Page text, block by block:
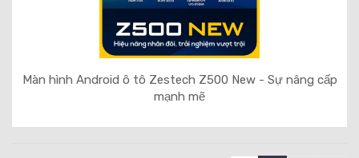
Màn hình Android ô tô Zestech Z500 New - Sự nâng cấp
mạnh mẽ